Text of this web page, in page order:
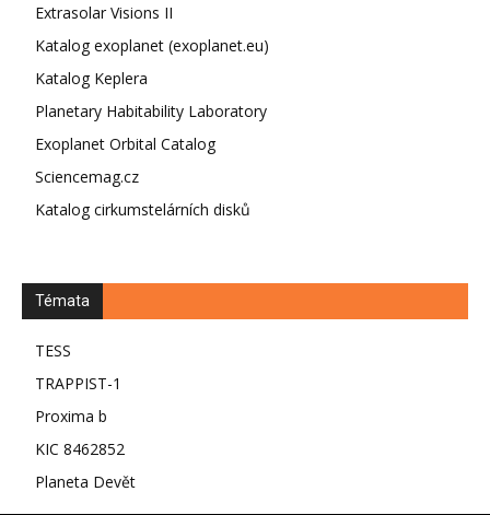
Extrasolar Visions II
Katalog exoplanet (exoplanet.eu)
Katalog Keplera
Planetary Habitability Laboratory
Exoplanet Orbital Catalog
Sciencemag.cz
Katalog cirkumstelárních disků
Témata
TESS
TRAPPIST-1
Proxima b
KIC 8462852
Planeta Devět